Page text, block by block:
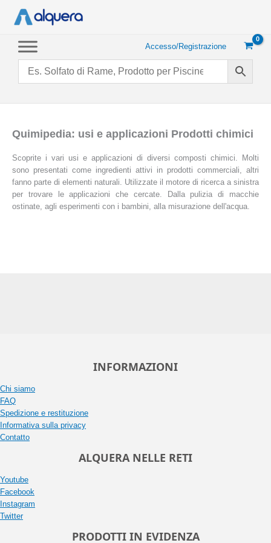
Accesso/Registrazione
Quimipedia: usi e applicazioni Prodotti chimici
Scoprite i vari usi e applicazioni di diversi composti chimici. Molti
sono presentati come ingredienti attivi in prodotti commerciali, altri
fanno parte di elementi naturali. Utilizzate il motore di ricerca a sinistra
per trovare le applicazioni che cercate. Dalla pulizia di macchie
ostinate, agli esperimenti con i bambini, alla misurazione dell'acqua.
INFORMAZIONI
Chi siamo
FAQ
Spedizione e restituzione
Informativa sulla privacy
Contatto
ALQUERA NELLE RETI
Youtube
Facebook
Instagram
Twitter
PRODOTTI IN EVIDENZA